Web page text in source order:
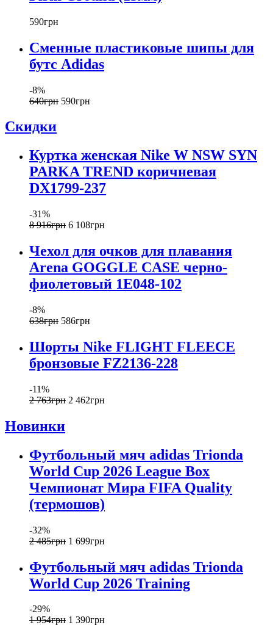
590грн
Сменные пластиковые шипы для
бутс Adidas
-8%
640грн 590грн
Скидки
Куртка женская Nike W NSW SYN
PARKA TREND коричневая
DX1799-237
-31%
8 916грн 6 108грн
Чехол для очков для плавания
Arena GOGGLE CASE черно-
фиолетовый 1E048-102
-8%
638грн 586грн
Шорты Nike FLIGHT FLEECE
бронзовые FZ2136-228
-11%
2 763грн 2 462грн
Новинки
Футбольный мяч adidas Trionda
World Cup 2026 League Box
Чемпионат Мира FIFA Quality
(термошов)
-32%
2 485грн 1 699грн
Футбольный мяч adidas Trionda
World Cup 2026 Training
-29%
1 954грн 1 390грн